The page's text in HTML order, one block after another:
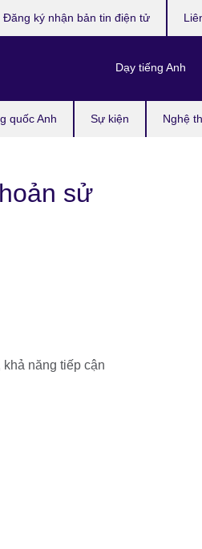
quốc Anh Sự kiện Nghệ
Dạy tiếng Anh
Đăng ký nhận bản tin điện tử
sử
năng tiếp cận